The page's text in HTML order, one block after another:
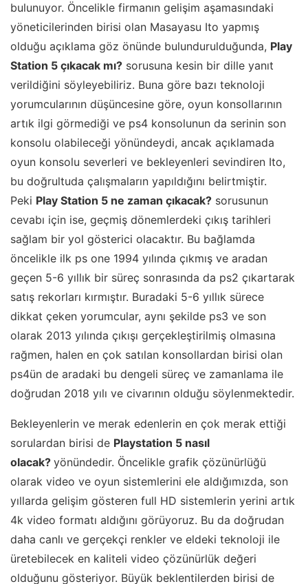
bulunuyor. Öncelikle firmanın gelişim aşamasındaki
yöneticilerinden birisi olan Masayasu Ito yapmış
olduğu açıklama göz önünde bulundurulduğunda, Play
Station 5 çıkacak mı? sorusuna kesin bir dille yanıt
verildiğini söyleyebiliriz. Buna göre bazı teknoloji
yorumcularının düşüncesine göre, oyun konsollarının
artık ilgi görmediği ve ps4 konsolunun da serinin son
konsolu olabileceği yönündeydi, ancak açıklamada
oyun konsolu severleri ve bekleyenleri sevindiren Ito,
bu doğrultuda çalışmaların yapıldığını belirtmiştir.
Peki Play Station 5 ne zaman çıkacak? sorusunun
cevabı için ise, geçmiş dönemlerdeki çıkış tarihleri
sağlam bir yol gösterici olacaktır. Bu bağlamda
öncelikle ilk ps one 1994 yılında çıkmış ve aradan
geçen 5-6 yıllık bir süreç sonrasında da ps2 çıkartarak
satış rekorları kırmıştır. Buradaki 5-6 yıllık sürece
dikkat çeken yorumcular, aynı şekilde ps3 ve son
olarak 2013 yılında çıkışı gerçekleştirilmiş olmasına
rağmen, halen en çok satılan konsollardan birisi olan
ps4ün de aradaki bu dengeli süreç ve zamanlama ile
doğrudan 2018 yılı ve civarının olduğu söylenmektedir.
Bekleyenlerin ve merak edenlerin en çok merak ettiği
sorulardan birisi de Playstation 5 nasıl
olacak? yönündedir. Öncelikle grafik çözünürlüğü
olarak video ve oyun sistemlerini ele aldığımızda, son
yıllarda gelişim gösteren full HD sistemlerin yerini artık
4k video formatı aldığını görüyoruz. Bu da doğrudan
daha canlı ve gerçekçi renkler ve eldeki teknoloji ile
üretebilecek en kaliteli video çözünürlük değeri
olduğunu gösteriyor. Büyük beklentilerden birisi de